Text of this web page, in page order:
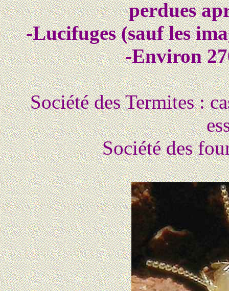
perdues
-Lucifuges (sauf les
-Environ
Société des Termites :
Société des